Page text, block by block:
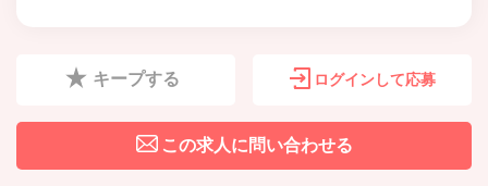
キープする ログインして応募
この求人に問い合わせる